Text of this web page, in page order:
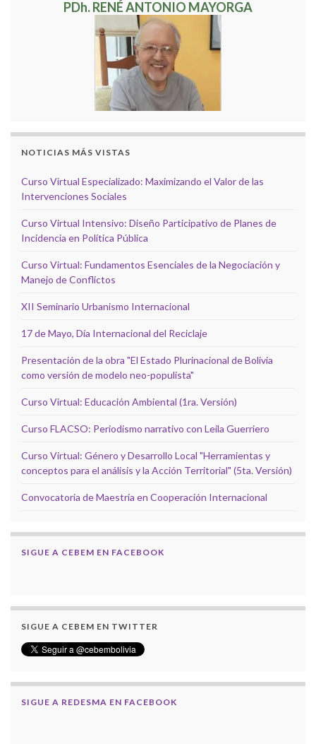
PDh. RENÉ ANTONIO MAYORGA
NOTICIAS MÁS VISTAS
Curso Virtual Especializado: Maximizando el Valor de las
Intervenciones Sociales
Curso Virtual Intensivo: Diseño Participativo de Planes de
Incidencia en Política Pública
Curso Virtual: Fundamentos Esenciales de la Negociación y
Manejo de Conflictos
XII Seminario Urbanismo Internacional
17 de Mayo, Día Internacional del Reciclaje
Presentación de la obra "El Estado Plurinacional de Bolivia
como versión de modelo neo-populista"
Curso Virtual: Educación Ambiental (1ra. Versión)
Curso FLACSO: Periodismo narrativo con Leila Guerriero
Curso Virtual: Género y Desarrollo Local "Herramientas y
conceptos para el análisis y la Acción Territorial" (5ta. Versión)
Convocatoria de Maestría en Cooperación Internacional
SIGUE A CEBEM EN FACEBOOK
SIGUE A CEBEM EN TWITTER
SIGUE A REDESMA EN FACEBOOK